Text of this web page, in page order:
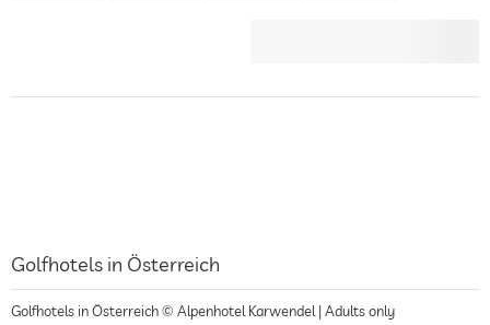
Golfhotels in Österreich
Golfhotels in Österreich © Alpenhotel Karwendel | Adults only